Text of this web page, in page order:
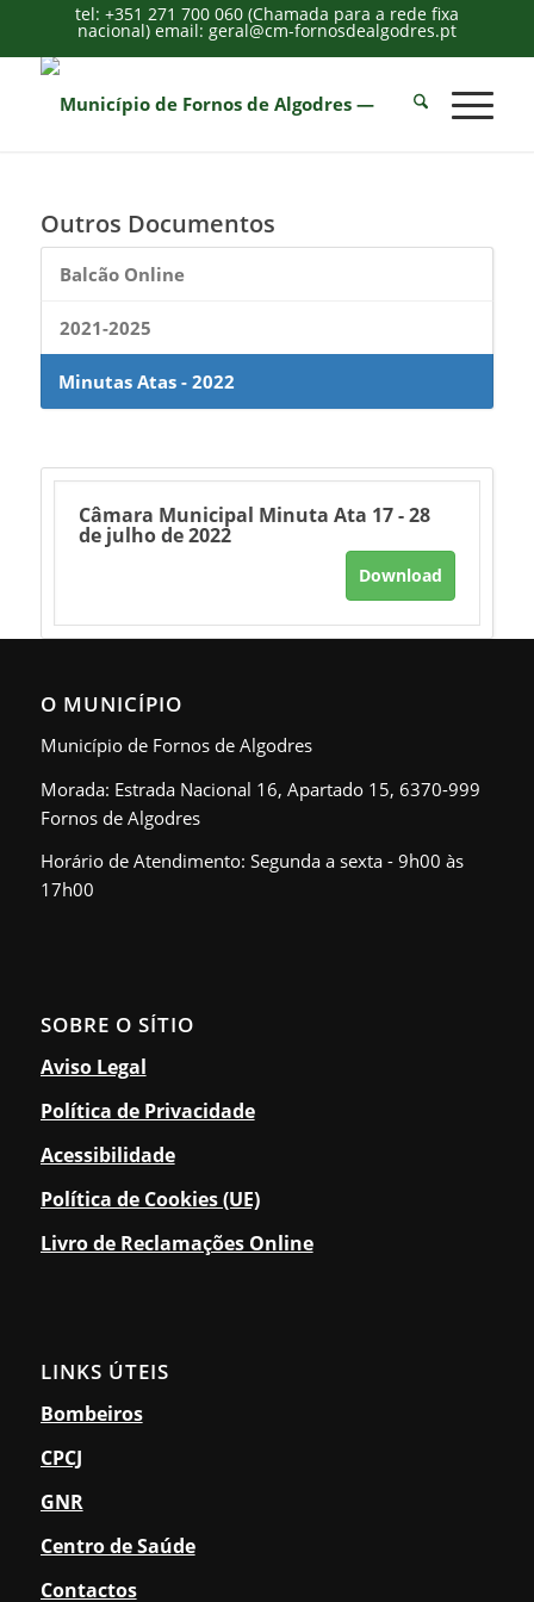
tel: +351 271 700 060 (Chamada para a rede fixa
nacional) email: geral@cm-fornosdealgodres.pt
Outros Documentos
Balcão Online
2021-2025
Minutas Atas - 2022
Câmara Municipal Minuta Ata 17 - 28
de julho de 2022
Download
O MUNICÍPIO
Município de Fornos de Algodres
Morada: Estrada Nacional 16, Apartado 15, 6370-999
Fornos de Algodres
Horário de Atendimento: Segunda a sexta - 9h00 às
17h00
SOBRE O SÍTIO
Aviso Legal
Política de Privacidade
Acessibilidade
Política de Cookies (UE)
Livro de Reclamações Online
LINKS ÚTEIS
Bombeiros
CPCJ
GNR
Centro de Saúde
Contactos